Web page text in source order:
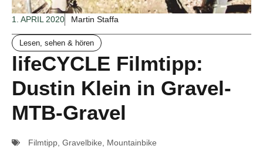
1. APRIL 2020 Martin Staffa
Lesen, sehen & hören
lifeCYCLE Filmtipp:
Dustin Klein in Gravel-
MTB-Gravel
Filmtipp Gravelbike Mountainbike